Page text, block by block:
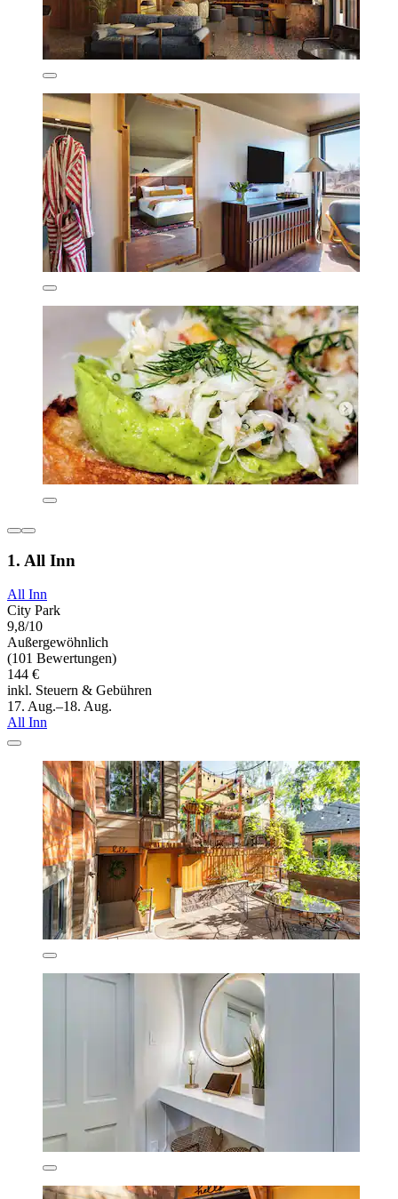
1. All Inn
All Inn
City Park
9,8/10
Außergewöhnlich
(101 Bewertungen)
144 €
inkl. Steuern & Gebühren
17. Aug.–18. Aug.
All Inn